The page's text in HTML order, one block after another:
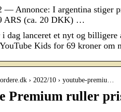
— Annonce: I argentina stiger
ARS (ca. 20 DKK) …
i dag lanceret et nyt og
Kids for 69 kroner om
› 2022/10 › youtube-premiu…
Premium ruller